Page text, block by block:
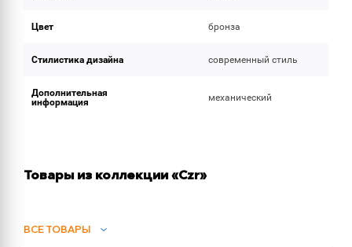
Цвет бронза
Стилистика дизайна современный стиль
Дополнительная
информация
механический
Товары из коллекции «Czr»
ВСЕ ТОВАРЫ